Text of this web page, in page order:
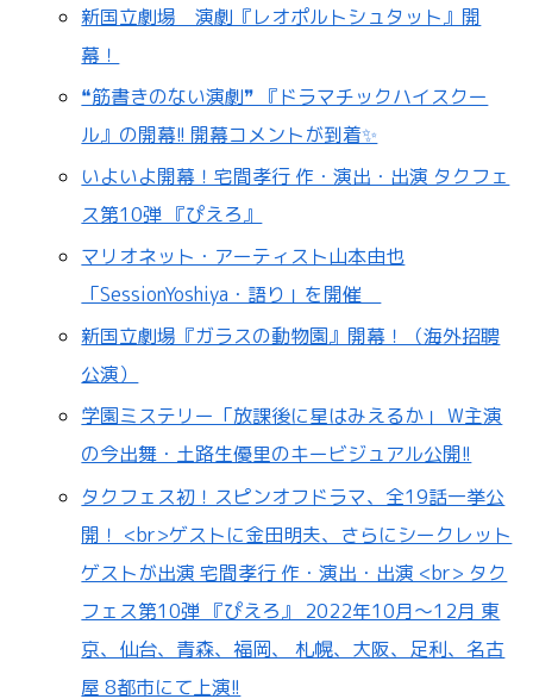
新国立劇場 演劇『レオポルトシュタット』開
幕！
❝筋書きのない演劇❞ 『ドラマチックハイスクー
ル』の開幕!! 開幕コメントが到着✨
いよいよ開幕！宅間孝行 作・演出・出演 タクフェ
ス第10弾 『ぴえろ』
マリオネット・アーティスト山本由也
「SessionYoshiya・語り」を開催
新国立劇場『ガラスの動物園』開幕！（海外招聘
公演）
学園ミステリー「放課後に星はみえるか」 W主演
の今出舞・土路生優里のキービジュアル公開!!
タクフェス初！スピンオフドラマ、全19話一挙公
開！ <br>ゲストに金田明夫、さらにシークレット
ゲストが出演 宅間孝行 作・演出・出演 <br> タク
フェス第10弾 『ぴえろ』 2022年10月～12月 東
京、仙台、青森、福岡、 札幌、大阪、足利、名古
屋 8都市にて上演!!